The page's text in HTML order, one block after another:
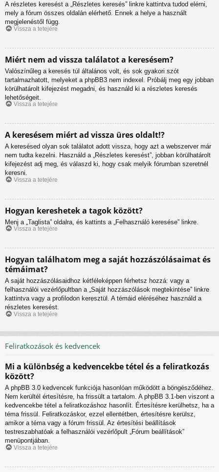
A részletes keresést a „Részletes keresés” linkre kattintva tudod elérni,
mely a fórum összes oldalán elérhető. Ennek a helye a használt
megjelenéstől függ.
Vissza a tetejére
Miért nem ad vissza találatot a keresésem?
Valószínűleg a keresés túl általános volt, és sok gyakori szót
tartalmazhatott, melyeket a phpBB3 nem indexel. Próbálj meg egy jobban
körülhatárolt kifejezést megadni, és használd ki a részletes keresés
lehetőségeit.
Vissza a tetejére
A keresésem miért ad vissza üres oldalt!?
A keresésed olyan sok találatot adott vissza, hogy azt a webszerver már
nem tudta kezelni. Használd a „Részletes keresést”, jobban körülhatárolt
kifejezést adj meg, és válaszd ki, hogy csak melyik fórumban szeretnél
keresni.
Vissza a tetejére
Hogyan kereshetek a tagok között?
Menj a „Taglista” oldalra, és kattints a „Felhasználó keresése” linkre.
Vissza a tetejére
Hogyan találhatom meg a saját hozzászólásaimat és
témáimat?
A saját hozzászólásaidhoz kétféleképpen férhetsz hozzá: vagy a
felhasználói vezérlőpultban a „Saját hozzászólások megtekintése” linkre
kattintva vagy a profilodon keresztül. A témáid eléréséhez használd a
részletes keresést.
Vissza a tetejére
Feliratkozások és kedvencek
Mi a különbség a kedvencekbe tétel és a feliratkozás
között?
A phpBB 3.0 kedvencek funkciója hasonlóan működött a böngésződéhez.
Nem kerültél értesítésre, ha frissült a tartalom. A phpBB 3.1-ben viszont a
kedvencekbe tétel a feliratkozáshoz hasonlít. Értesítésre kerülhetsz, ha a
téma frissül. Feliratkozáskor, ezzel ellentétben, értesítésre kerülsz,
amikor a téma vagy a fórum frissül. Az értesítési beállítások
testreszabhatóak a felhasználói vezérlőpult „Fórum beállítások”
menüpontjában.
Vissza a tetejére